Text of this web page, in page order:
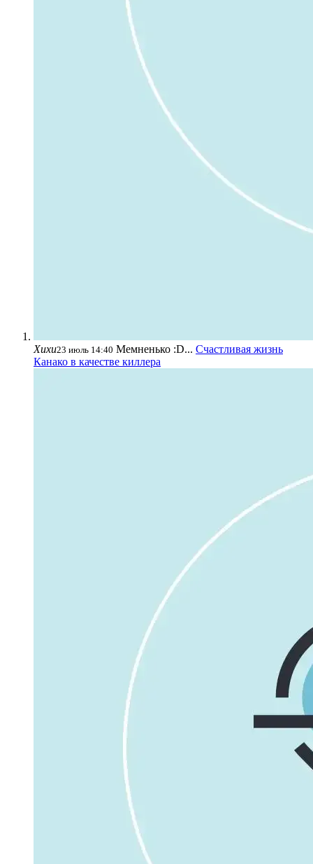
Хихи23 июль 14:40 Мемненько :D... Счастливая жизнь
Канако в качестве киллера